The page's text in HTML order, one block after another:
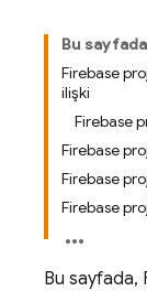
Bu sayfada
Firebase
ilişki
Firebase
Firebase
Firebase
Firebase
Bu sayfada,